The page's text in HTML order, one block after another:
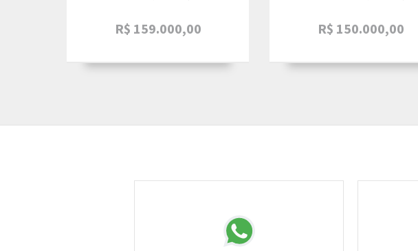
R$ 159.000,00 R$ 150.000,00